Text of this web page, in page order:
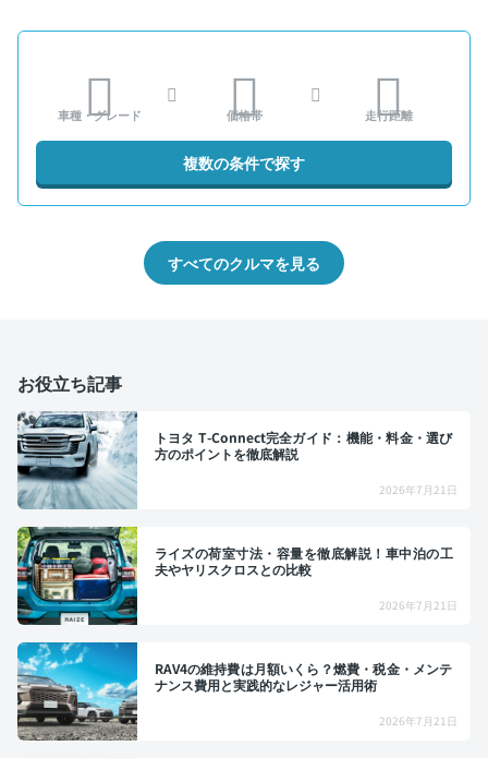
車種・グレード 価格帯 走行距離
複数の条件で探す
すべてのクルマを見る
お役立ち記事
トヨタ T-Connect完全ガイド：機能・料金・選び
方のポイントを徹底解説
2026年7月21日
ライズの荷室寸法・容量を徹底解説！車中泊の工
夫やヤリスクロスとの比較
2026年7月21日
RAV4の維持費は月額いくら？燃費・税金・メンテ
ナンス費用と実践的なレジャー活用術
2026年7月21日